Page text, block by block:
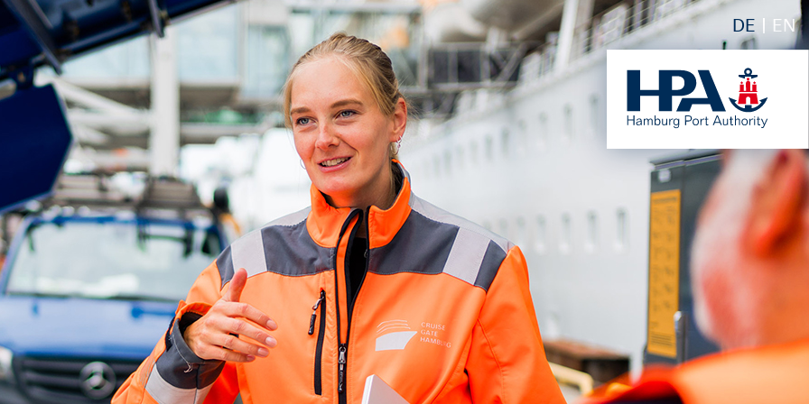
DE EN
Center der HPA
aller Verkehrsmeldungen im Hafen am